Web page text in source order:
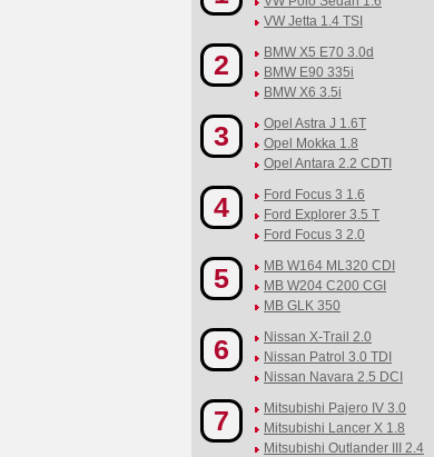
VW Jetta 1.4 TSI
2
BMW X5 E70 3.0d
BMW E90 335i
BMW X6 3.5i
3
Opel Astra J 1.6T
Opel Mokka 1.8
Opel Antara 2.2 CDTI
4
Ford Focus 3 1.6
Ford Explorer 3.5 T
Ford Focus 3 2.0
5
MB W164 ML320 CDI
MB W204 C200 CGI
MB GLK 350
6
Nissan X-Trail 2.0
Nissan Patrol 3.0 TDI
Nissan Navara 2.5 DCI
7
Mitsubishi Pajero IV 3.0
Mitsubishi Lancer X 1.8
Mitsubishi Outlander III 2.4